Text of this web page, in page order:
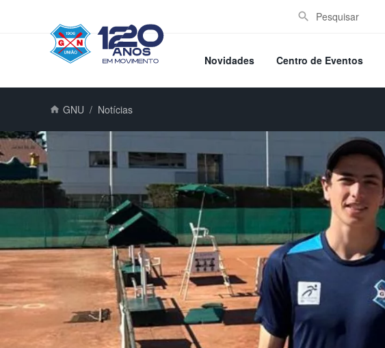
Novidades Centro de Eventos
Pesquisar
GNU Notícias